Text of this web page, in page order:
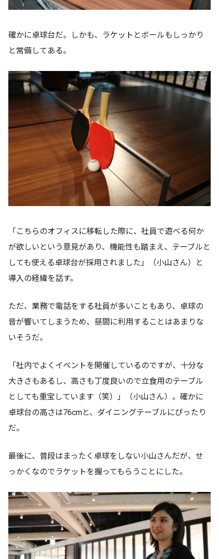
確かに卓球台だ。しかも、ラケットとボールもしっかり
と常備してある。
「こちらのオフィスに移転した際に、社員で遊べる何か
が欲しいという意見があり、機能性も踏まえ、テーブルと
しても使える卓球台が採用されました」（小山さん）と
導入の経緯を話す。
ただ、業務で電話をする社員が多いこともあり、卓球の
音が響いてしまうため、昼間に利用することはあまりな
いそうだ。
「社内でよくイベントを開催しているのですが、十分な
大きさもあるし、高さも丁度良いので立食用のテーブル
としても重宝しています（笑）」（小山さん）。確かに
卓球台の高さは76cmと、ダイニングテーブルにぴったり
だ。
最後に、普段はまったく卓球をしない小山さんだが、せ
っかくなのでラケットを握ってもらうことにした。